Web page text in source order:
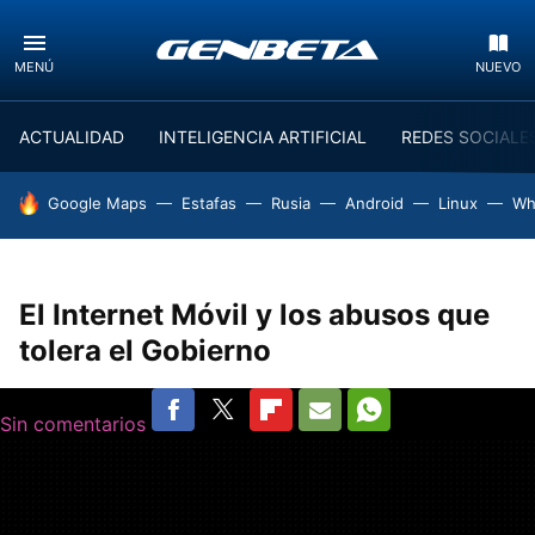
MENÚ NUEVO
ACTUALIDAD INTELIGENCIA ARTIFICIAL REDES
HOY SE HABLA DE
Google Maps Estafas Rusia Android Linux
El Internet Móvil y los abusos que
tolera el Gobierno
Sin comentarios